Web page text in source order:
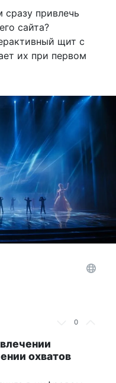
привлечь
сайта?
щит с
их при первом
0
охватов